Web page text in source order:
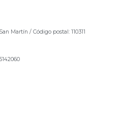
Martín / Código postal: 110311